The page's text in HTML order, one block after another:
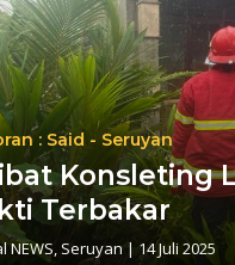
: Said - Seruyan
Konsleting
Terbakar
NEWS,Seruyan | 14 Juli 2025